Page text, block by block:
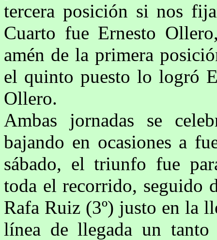
tercera posición si nos
Cuarto fue Ernesto
amén de la primera
el quinto puesto lo logró
Ollero.
Ambas jornadas se
bajando en ocasiones a
sábado, el triunfo fue
toda el recorrido, seguido
Rafa Ruiz (3º) justo en la
línea de llegada un